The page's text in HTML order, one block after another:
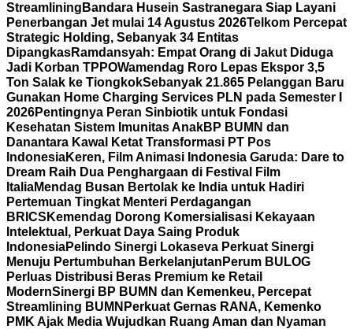
Streamlining Bandara Husein Sastranegara Siap Layani
Penerbangan Jet mulai 14 Agustus 2026Telkom Percepat
Strategic Holding, Sebanyak 34 Entitas
DipangkasRamdansyah: Empat Orang di Jakut Diduga
Jadi Korban TPPOWamendag Roro Lepas Ekspor 3,5
Ton Salak ke TiongkokSebanyak 21.865 Pelanggan Baru
Gunakan Home Charging Services PLN pada Semester I
2026Pentingnya Peran Sinbiotik untuk Fondasi
Kesehatan Sistem Imunitas AnakBP BUMN dan
Danantara Kawal Ketat Transformasi PT Pos
IndonesiaKeren, Film Animasi Indonesia Garuda: Dare to
Dream Raih Dua Penghargaan di Festival Film
ItaliaMendag Busan Bertolak ke India untuk Hadiri
Pertemuan Tingkat Menteri Perdagangan
BRICS Kemendag Dorong Komersialisasi Kekayaan
Intelektual, Perkuat Daya Saing Produk
IndonesiaPelindo Sinergi Lokaseva Perkuat Sinergi
Menuju Pertumbuhan Berkelanjutan Perum BULOG
Perluas Distribusi Beras Premium ke Retail
ModernSinergi BP BUMN dan Kemenkeu, Percepat
Streamlining BUMN Perkuat Gernas RANA, Kemenko
PMK Ajak Media Wujudkan Ruang Aman dan Nyaman